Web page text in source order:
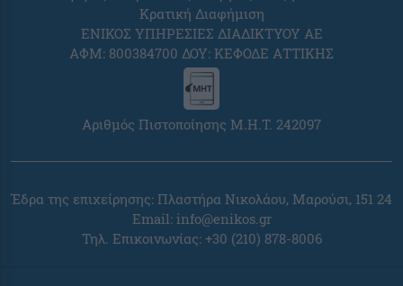
Κρατική Διαφήμιση
ΕΝΙΚΟΣ ΥΠΗΡΕΣΙΕΣ ΔΙΑΔΙΚΤΥΟΥ ΑΕ
ΑΦΜ: 800384700 ΔΟΥ: ΚΕΦΟΔΕ ΑΤΤΙΚΗΣ
Αριθμός Πιστοποίησης Μ.Η.Τ. 242097
Έδρα της επιχείρησης: Πλαστήρα Νικολάου, Μαρούσι, 151 24
Email: info@enikos.gr
Τηλ. Επικοινωνίας: +30 (210) 878-8006